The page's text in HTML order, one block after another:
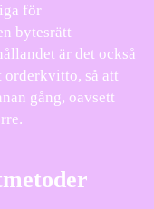
för
bytesrätt
är det också
så att
gång, oavsett